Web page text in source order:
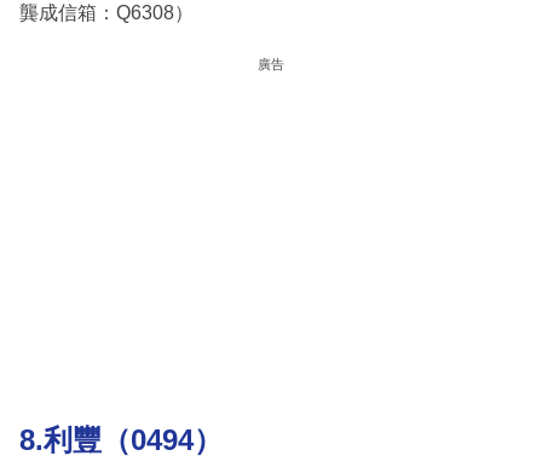
龔成信箱：Q6308）
廣告
8.利豐（0494）